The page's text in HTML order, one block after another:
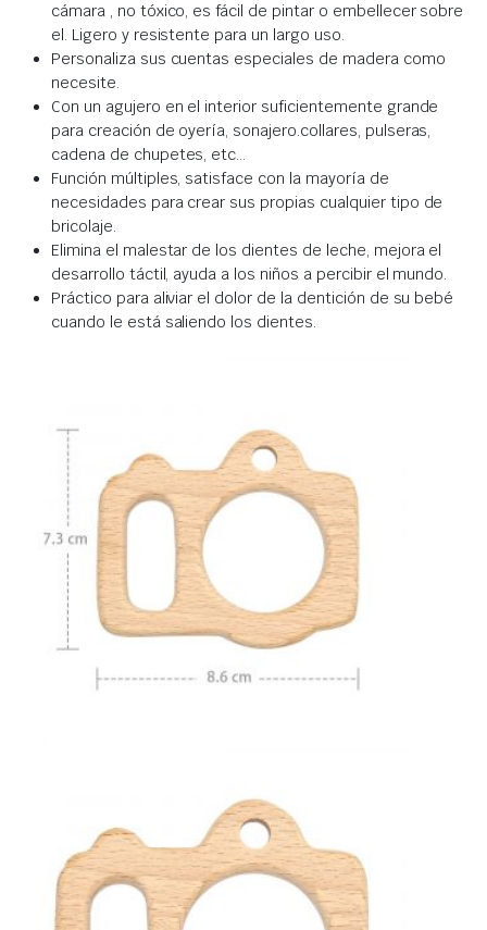
cámara , no tóxico, es fácil de pintar o embellecer sobre
el. Ligero y resistente para un largo uso.
Personaliza sus cuentas especiales de madera como
necesite.
Con un agujero en el interior suficientemente grande
para creación de oyería, sonajero.collares, pulseras,
cadena de chupetes, etc…
Función múltiples, satisface con la mayoría de
necesidades para crear sus propias cualquier tipo de
bricolaje.
Elimina el malestar de los dientes de leche, mejora el
desarrollo táctil, ayuda a los niños a percibir el mundo.
Práctico para aliviar el dolor de la dentición de su bebé
cuando le está saliendo los dientes.